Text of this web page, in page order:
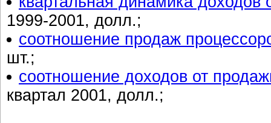
1999-2001, долл.;
соотношение продаж
шт.;
соотношение доходов от
квартал 2001, долл.;